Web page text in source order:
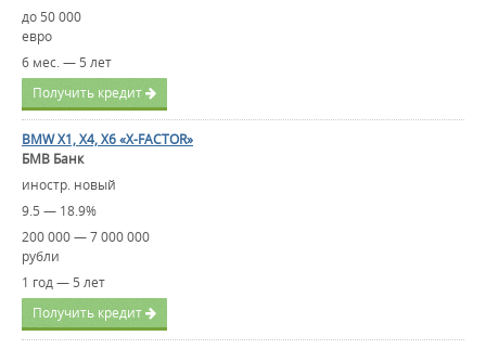
до 50 000
евро
6 мес. — 5 лет
Получить кредит
BMW X1, X4, X6 «X-FACTOR»
БМВ Банк
иностр. новый
9.5 — 18.9%
200 000 — 7 000 000
рубли
1 год — 5 лет
Получить кредит